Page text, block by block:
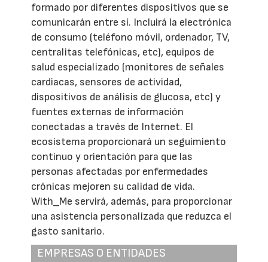
formado por diferentes dispositivos que se
comunicarán entre sí. Incluirá la electrónica
de consumo (teléfono móvil, ordenador, TV,
centralitas telefónicas, etc), equipos de
salud especializado (monitores de señales
cardiacas, sensores de actividad,
dispositivos de análisis de glucosa, etc) y
fuentes externas de información
conectadas a través de Internet. El
ecosistema proporcionará un seguimiento
continuo y orientación para que las
personas afectadas por enfermedades
crónicas mejoren su calidad de vida.
With_Me servirá, además, para proporcionar
una asistencia personalizada que reduzca el
gasto sanitario.
EMPRESAS O ENTIDADES